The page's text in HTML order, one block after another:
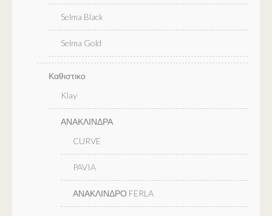
Selma Black
Selma Gold
Καθιστικο
Klay
ΑΝΑΚΛΙΝΔΡΑ
CURVE
PAVIA
ΑΝΑΚΛΙΝΔΡΟ FERLA